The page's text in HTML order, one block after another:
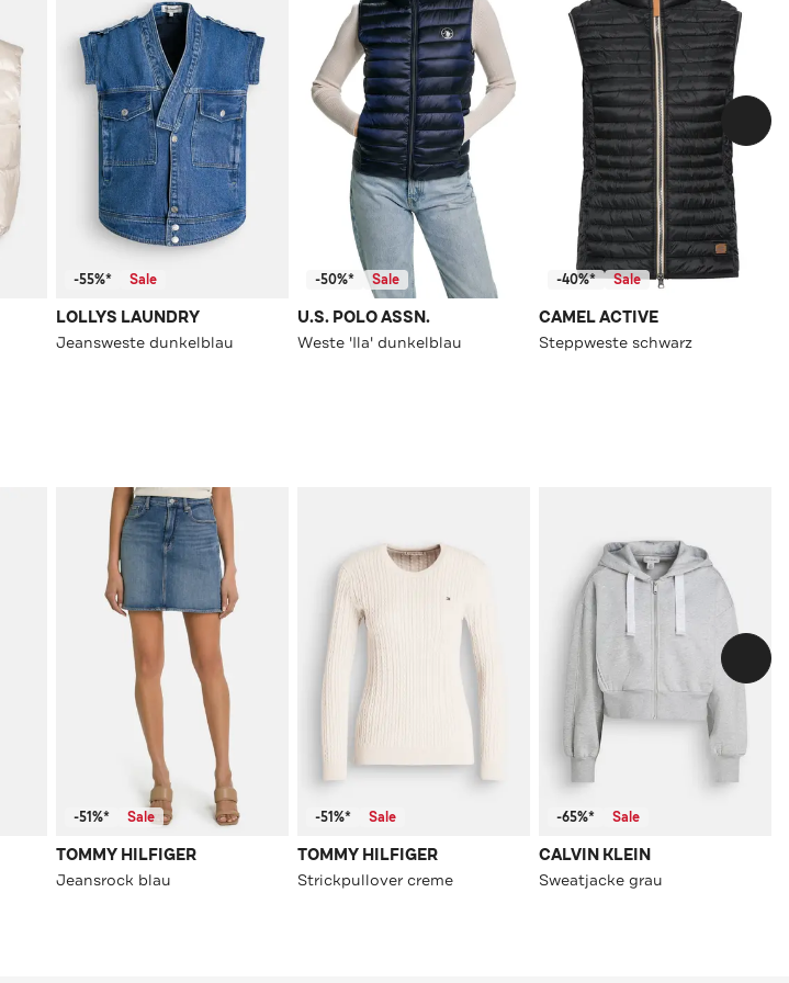
-55%* Sale
LOLLYS LAUNDRY
Jeansweste dunkelblau
-50%* Sale
U.S. POLO ASSN.
Weste 'Ila' dunkelblau
-40%* Sale
CAMEL ACTIVE
Steppweste schwarz
-51%* Sale
TOMMY HILFIGER
Jeansrock blau
-51%* Sale
TOMMY HILFIGER
Strickpullover creme
-65%* Sale
CALVIN KLEIN
Sweatjacke grau